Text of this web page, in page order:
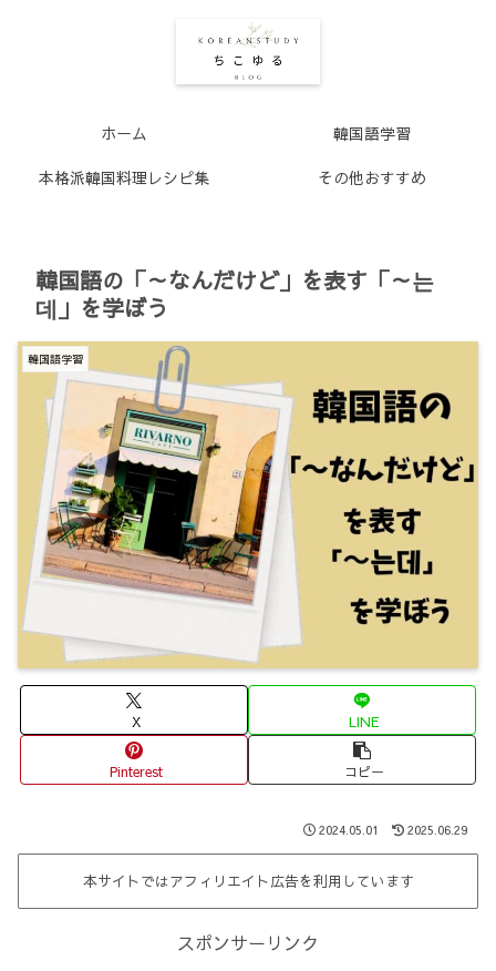
ホーム
韓国語学習
本格派韓国料理レシピ集
その他おすすめ
韓国語の「～なんだけど」を表す「～는
데」を学ぼう
韓国語学習
X LINE
Pinterest コピー
2024.05.01 2025.06.29
本サイトではアフィリエイト広告を利用しています
スポンサーリンク